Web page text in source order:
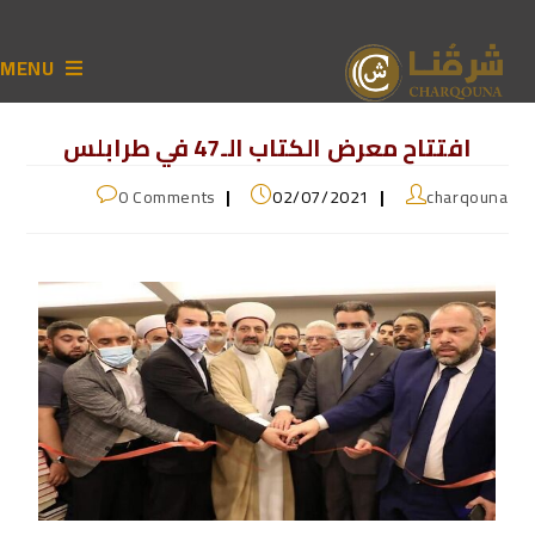
MENU
افتتاح معرض الكتاب الـ47 في طرابلس
charqouna
02/07/2021
0 Comments